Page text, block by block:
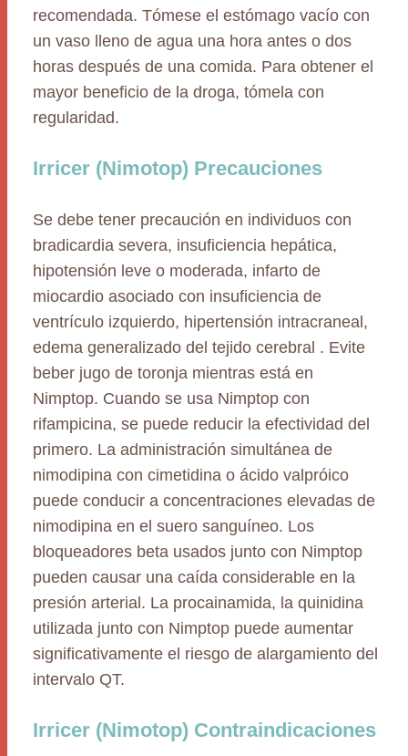
recomendada. Tómese el estómago vacío con
un vaso lleno de agua una hora antes o dos
horas después de una comida. Para obtener el
mayor beneficio de la droga, tómela con
regularidad.
Irricer (Nimotop) Precauciones
Se debe tener precaución en individuos con
bradicardia severa, insuficiencia hepática,
hipotensión leve o moderada, infarto de
miocardio asociado con insuficiencia de
ventrículo izquierdo, hipertensión intracraneal,
edema generalizado del tejido cerebral . Evite
beber jugo de toronja mientras está en
Nimptop. Cuando se usa Nimptop con
rifampicina, se puede reducir la efectividad del
primero. La administración simultánea de
nimodipina con cimetidina o ácido valpróico
puede conducir a concentraciones elevadas de
nimodipina en el suero sanguíneo. Los
bloqueadores beta usados junto con Nimptop
pueden causar una caída considerable en la
presión arterial. La procainamida, la quinidina
utilizada junto con Nimptop puede aumentar
significativamente el riesgo de alargamiento del
intervalo QT.
Irricer (Nimotop) Contraindicaciones